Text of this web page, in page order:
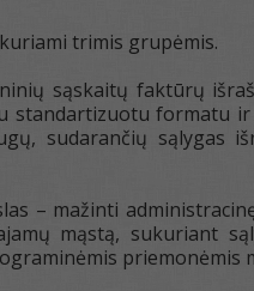
trimis grupėmis.
sąskaitų faktūrų
formatu
sudarančių
– mažinti
mąstą, sukuriant
priemonėmis